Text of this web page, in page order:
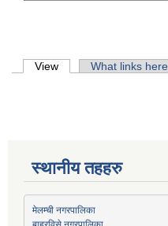
Primary tabs
View (active tab)What links here
स्थानीय तहहरु
मेलम्ची नगरपालिका
बाह्रविसे नगरपालिका